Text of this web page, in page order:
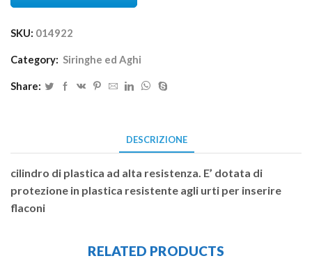
SKU: 014922
Category: Siringhe ed Aghi
Share:
DESCRIZIONE
cilindro di plastica ad alta resistenza. E’ dotata di
protezione in plastica resistente agli urti per inserire
flaconi
RELATED PRODUCTS